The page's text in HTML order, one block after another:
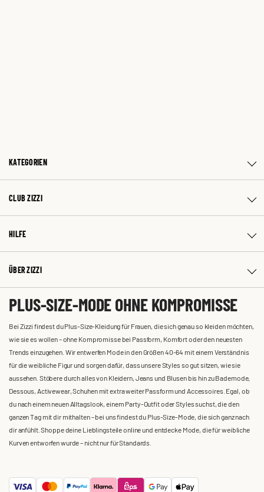
KATEGORIEN
CLUB ZIZZI
HILFE
ÜBER ZIZZI
PLUS-SIZE-MODE OHNE KOMPROMISSE
Bei Zizzi findest du Plus-Size-Kleidung für Frauen, die sich genau so kleiden möchten,
wie sie es wollen – ohne Kompromisse bei Passform, Komfort oder den neuesten
Trends einzugehen. Wir entwerfen Mode in den Größen 40-64 mit einem Verständnis
für die weibliche Figur und sorgen dafür, dass unsere Styles so gut sitzen, wie sie
aussehen. Stöbere durch alles von Kleidern, Jeans und Blusen bis hin zu Bademode,
Dessous, Activewear, Schuhen mit extra weiter Passform und Accessoires. Egal, ob
du nach einem neuen Alltagslook, einem Party-Outfit oder Styles suchst, die den
ganzen Tag mit dir mithalten – bei uns findest du Plus-Size-Mode, die sich ganz nach
dir anfühlt. Shoppe deine Lieblingsteile online und entdecke Mode, die für weibliche
Kurven entworfen wurde – nicht nur für Standards.